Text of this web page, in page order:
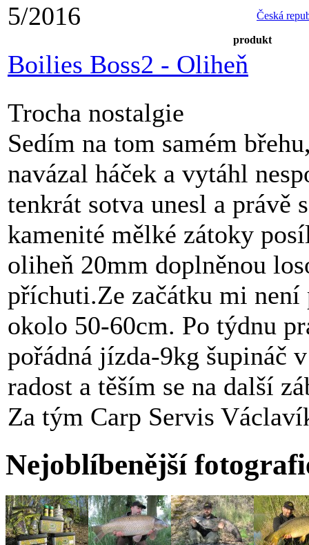
5/2016 Česká
produkt
Boilies Boss2 - Oliheň
Trocha nostalgie
Sedím na tom samém
navázal háček a vytáhl
tenkrát sotva unesl a právě
kamenité mělké zátoky
oliheň 20mm doplněnou
příchuti.Ze začátku mi
okolo 50-60cm. Po týdnu
pořádná jízda-9kg šupináč
radost a těším se na další
Za tým Carp Servis
Nejoblíbenější